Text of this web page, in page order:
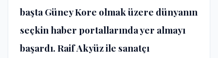
başta Güney Kore olmak üzere dünyanın
seçkin haber portallarında yer almayı
başardı. Raif Akyüz ile sanatçı